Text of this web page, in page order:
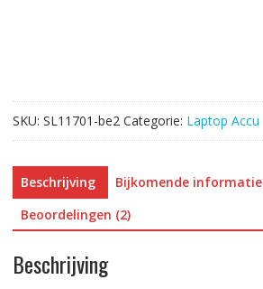
GV301QC
GV301QE
GV301QH
aantal
SKU: SL11701-be2 Categorie: Laptop Accu
Beschrijving
Bijkomende informatie
Beoordelingen (2)
Beschrijving